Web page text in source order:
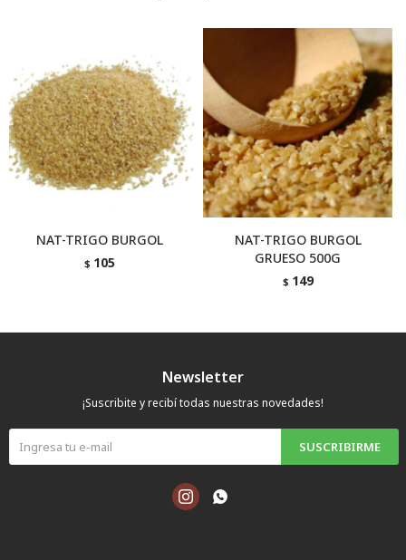
NAT-TRIGO BURGOL
$ 105
NAT-TRIGO BURGOL
GRUESO 500G
$ 149
Newsletter
¡Suscribite y recibí todas nuestras novedades!
SUSCRIBIRME
 